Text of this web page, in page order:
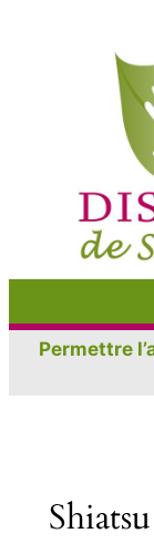
Permettre
Shiatsu